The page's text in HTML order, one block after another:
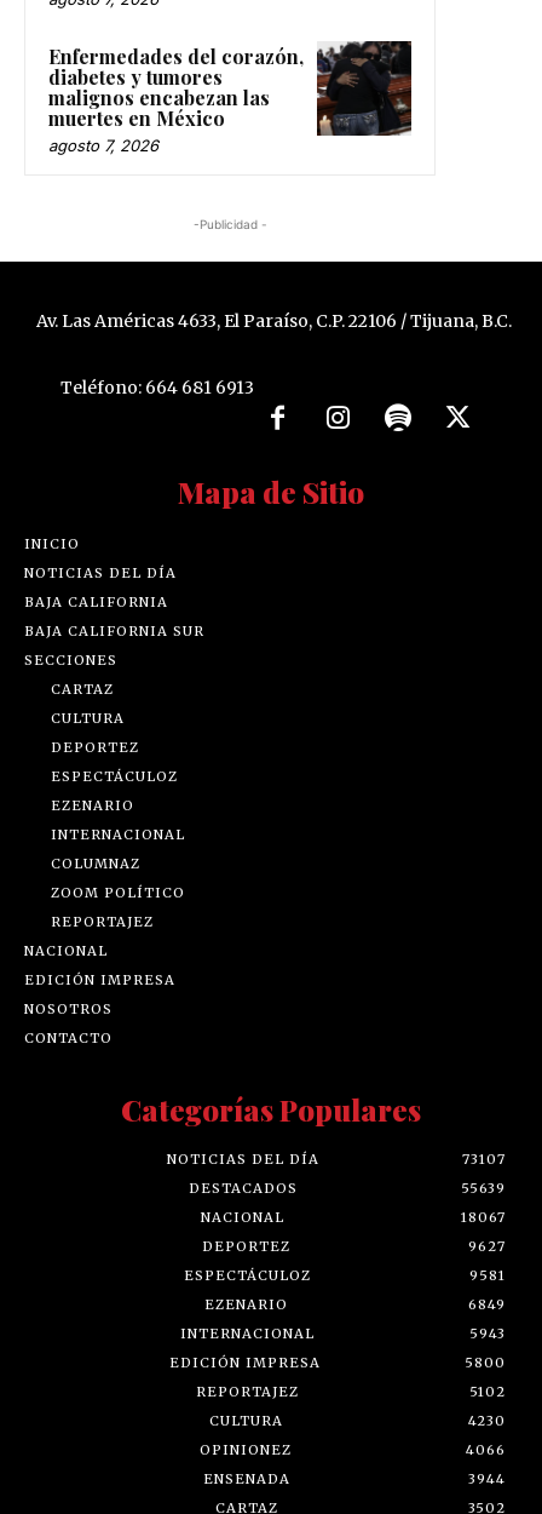
Enfermedades del corazón,
diabetes y tumores
malignos encabezan las
muertes en México
agosto 7, 2026
-Publicidad -
Av. Las Américas 4633, El Paraíso, C.P. 22106 / Tijuana, B.C.
Teléfono: 664 681 6913
Mapa de Sitio
INICIO
NOTICIAS DEL DÍA
BAJA CALIFORNIA
BAJA CALIFORNIA SUR
SECCIONES
CARTAZ
CULTURA
DEPORTEZ
ESPECTÁCULOZ
EZENARIO
INTERNACIONAL
COLUMNAZ
ZOOM POLÍTICO
REPORTAJEZ
NACIONAL
EDICIÓN IMPRESA
NOSOTROS
CONTACTO
Categorías Populares
NOTICIAS DEL DÍA
73107
DESTACADOS
55639
NACIONAL
18067
DEPORTEZ
9627
ESPECTÁCULOZ
9581
EZENARIO
6849
INTERNACIONAL
5943
EDICIÓN IMPRESA
5800
REPORTAJEZ
5102
CULTURA
4230
OPINIONEZ
4066
ENSENADA
3944
CARTAZ
3502